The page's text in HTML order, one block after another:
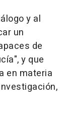
y al
un
de
y que
en materia